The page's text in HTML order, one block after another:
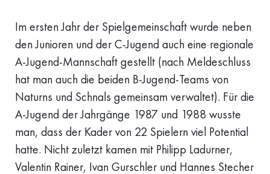
Im ersten Jahr der Spielgemeinschaft wurde neben
den Junioren und der C-Jugend auch eine regionale
A-Jugend-Mannschaft gestellt (nach Meldeschluss
hat man auch die beiden B-Jugend-Teams von
Naturns und Schnals gemeinsam verwaltet). Für die
A-Jugend der Jahrgänge 1987 und 1988 wusste
man, dass der Kader von 22 Spielern viel Potential
hatte. Nicht zuletzt kamen mit Philipp Ladurner,
Valentin Rainer, Ivan Gurschler und Hannes Stecher